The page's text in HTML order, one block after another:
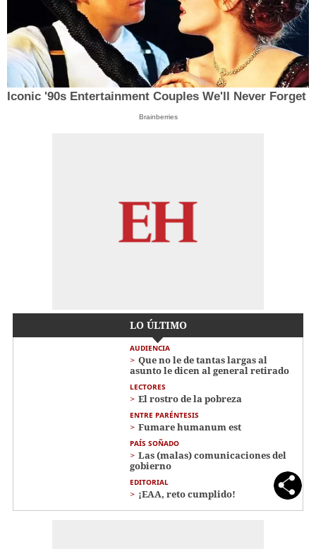
Iconic '90s Entertainment Couples We'll Never Forget
Brainberries
LO ÚLTIMO
AUDIENCIA
Que no le de tantas largas al
asunto le dicen al general retirado
LECTORES
El rostro de la pobreza
ENTRE PARÉNTESIS
Fumare humanum est
PAÍS SOÑADO
Las (malas) comunicaciones del
gobierno
EDITORIAL
¡EAA, reto cumplido!